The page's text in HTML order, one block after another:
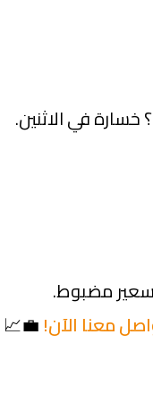
خسارة في الاثنين.
مضبوط.
معنا الآن!💼📈